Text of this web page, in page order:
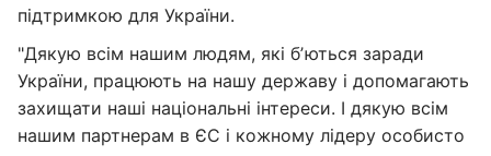
підтримкою для України.
"Дякую всім нашим людям, які бʼються заради
України, працюють на нашу державу і допомагають
захищати наші національні інтереси. І дякую всім
нашим партнерам в ЄС і кожному лідеру особисто